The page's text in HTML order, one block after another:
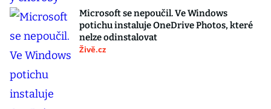
Microsoft se nepoučil. Ve Windows
potichu instaluje OneDrive Photos, které
nelze odinstalovat
Živě.cz